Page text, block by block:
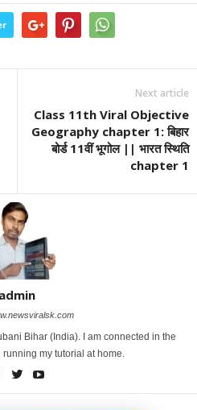
Next article
Class 11th Viral Objective
Geography chapter 1: बिहार
बोर्ड 11वीं भूगोल || भारत स्थिति
chapter 1
admin
Bihar (India). I am connected in the
my tutorial at home.